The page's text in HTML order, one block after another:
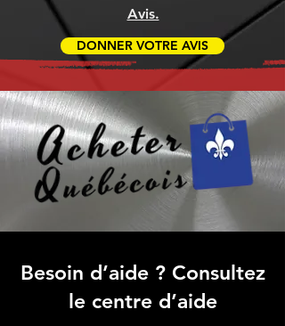
Avis.
DONNER VOTRE AVIS
Besoin d’aide ? Consultez
le centre d’aide